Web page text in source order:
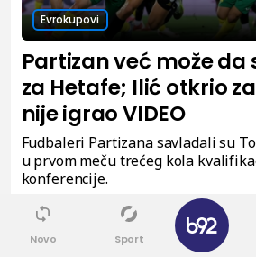
Evrokupovi
Partizan već može da
za Hetafe; Ilić otkrio
nije igrao VIDEO
Fudbaleri Partizana savladali su
u prvom meču trećeg kola
konferencije.
Novo Sport
✕